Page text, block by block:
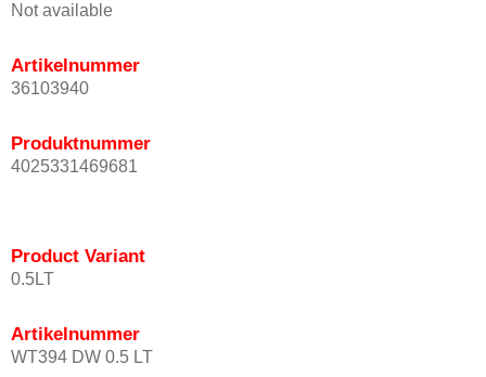
Not available
Artikelnummer
36103940
Produktnummer
4025331469681
Product Variant
0.5LT
Artikelnummer
WT394 DW 0.5 LT